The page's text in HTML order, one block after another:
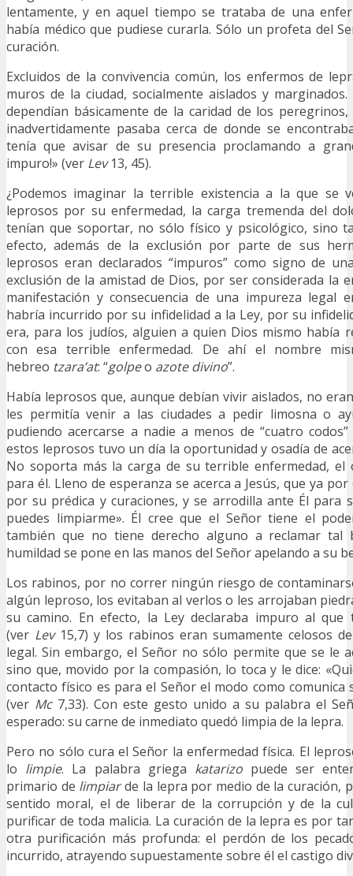
lentamente, y en aquel tiempo se trataba de una
había médico que pudiese curarla. Sólo un profeta del
curación.
Excluidos de la convivencia común, los enfermos de
muros de la ciudad, socialmente aislados y
dependían básicamente de la caridad de los
inadvertidamente pasaba cerca de donde se
tenía que avisar de su presencia proclamando a
impuro!» (ver Lev13, 45).
¿Podemos imaginar la terrible existencia a la que se
leprosos por su enfermedad, la carga tremenda del
tenían que soportar, no sólo físico y psicológico, sino
efecto, además de la exclusión por parte de sus
leprosos eran declarados “impuros” como signo de
exclusión de la amistad de Dios, por ser considerada la
manifestación y consecuencia de una impureza legal
habría incurrido por su infidelidad a la Ley, por su
era, para los judíos, alguien a quien Dios mismo había
con esa terrible enfermedad. De ahí el nombre
hebreo tzara’at: “golpeo azote divino”.
Había leprosos que, aunque debían vivir aislados, no
les permitía venir a las ciudades a pedir limosna o
pudiendo acercarse a nadie a menos de “cuatro
estos leprosos tuvo un día la oportunidad y osadía de
No soporta más la carga de su terrible enfermedad, el
para él. Lleno de esperanza se acerca a Jesús, que ya
por su prédica y curaciones, y se arrodilla ante Él para
puedes limpiarme». Él cree que el Señor tiene el
también que no tiene derecho alguno a reclamar tal
humildad se pone en las manos del Señor apelando a su
Los rabinos, por no correr ningún riesgo de
algún leproso, los evitaban al verlos o les arrojaban
su camino. En efecto, la Ley declaraba impuro al
(ver Lev15,7) y los rabinos eran sumamente celosos
legal. Sin embargo, el Señor no sólo permite que se le
sino que, movido por la compasión, lo toca y le dice:
contacto físico es para el Señor el modo como
(ver Mc7,33). Con este gesto unido a su palabra el
esperado: su carne de inmediato quedó limpia de la lepra.
Pero no sólo cura el Señor la enfermedad física. El
lo limpie. La palabra griega katarizopuede ser
primario de limpiarde la lepra por medio de la curación,
sentido moral, el de liberar de la corrupción y de la
purificar de toda malicia. La curación de la lepra es por
otra purificación más profunda: el perdón de los
incurrido, atrayendo supuestamente sobre él el castigo